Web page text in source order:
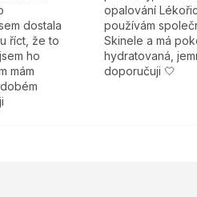
dostala
říct, že to
ho
mám
opalování
používám
Skinele a má
hydratovaná,
doporučuji 🤍